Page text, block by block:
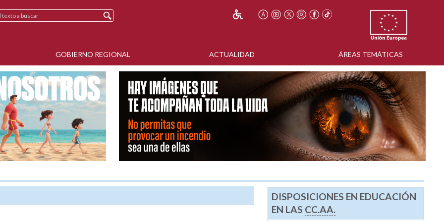
GOBIERNO REGIONAL ACTUALIDAD ÁREAS TEMÁTICAS
DISPOSICIONES EN EDUCACIÓN
EN LAS CC.AA.